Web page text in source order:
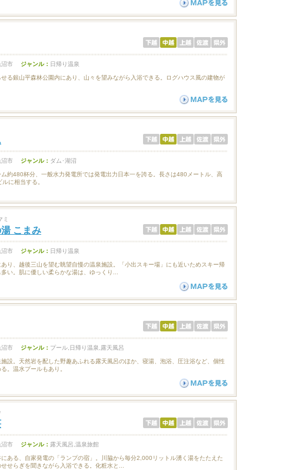
沼市 ジャンル： 日帰り温泉
る銀山平森林公園内にあり、山々を望みながら入浴できる。ログハウス風の建物が
沼市 ジャンル： ダム･湖沼
ム約480杯分、一般水力発電所では発電出力日本一を誇る。長さは480メートル、高
に相当する。
ミ
こまみ
沼市 ジャンル： 日帰り温泉
あり、越後三山を望む眺望自慢の温泉施設。「小出スキー場」にも近いためスキー帰
多い。肌に優しい柔らかな湯は、ゆっくり...
沼市 ジャンル： プール,日帰り温泉,露天風呂
設。天然岩を配した野趣あふれる露天風呂のほか、寝湯、泡浴、圧注浴など、個性
。温水プールもあり。
沼市 ジャンル： 露天風呂,温泉旅館
ある、自家発電の「ランプの宿」。川脇から毎分2,000リットル湧く湯をたたえた
せらぎを聞きながら入浴できる。化粧水と...